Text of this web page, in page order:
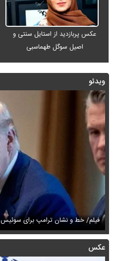
عکس پربازدید از استایل سنتی و
اصیل سوگل طهماسبی
ویدئو
فیلم/ خط و نشان ترامپ برای سوئیس
عکس